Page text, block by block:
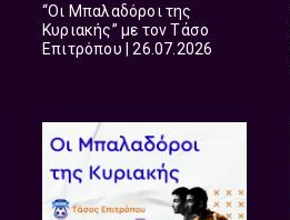
“Οι Μπαλαδόροι της
Κυριακής” με τον Τάσο
Επιτρόπου | 26.07.2026